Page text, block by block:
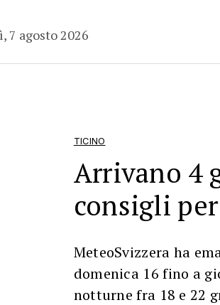
7 agosto 2026
TICINO
Arrivano 4
consigli
MeteoSvizzera ha
domenica 16 fino a
notturne fra 18 e 22